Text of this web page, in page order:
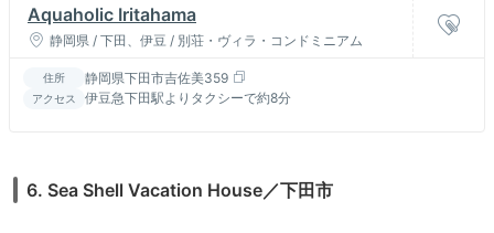
Aquaholic Iritahama
静岡県 / 下田、伊豆 / 別荘・ヴィラ・コンドミニアム
住所 静岡県下田市吉佐美359
アクセス 伊豆急下田駅よりタクシーで約8分
6. Sea Shell Vacation House／下田市